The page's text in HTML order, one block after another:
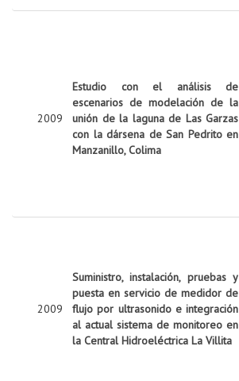
2009
Estudio con el análisis de
escenarios de modelación de la
unión de la laguna de Las Garzas
con la dársena de San Pedrito en
Manzanillo, Colima
2009
Suministro, instalación, pruebas y
puesta en servicio de medidor de
flujo por ultrasonido e integración
al actual sistema de monitoreo en
la Central Hidroeléctrica La Villita